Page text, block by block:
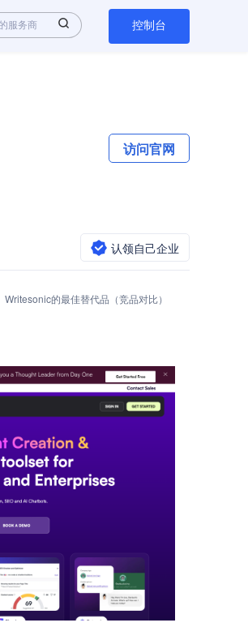
控制台
访问官网
认领自己企业
Writesonic的最佳替代品（竞品对比）